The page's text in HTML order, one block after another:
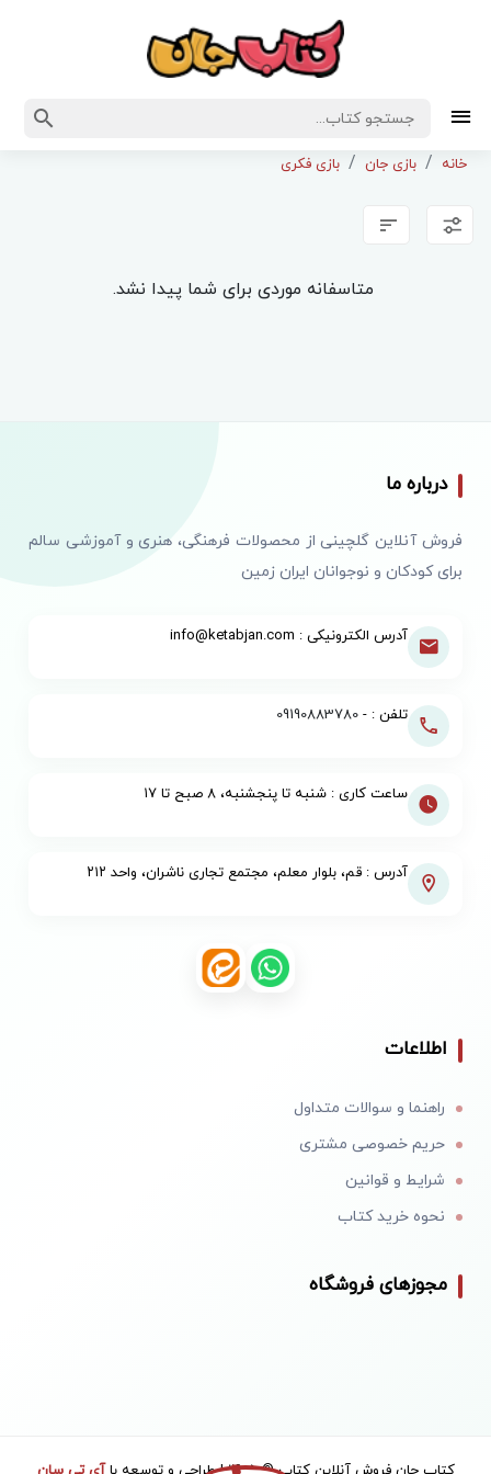
خانه بازی جان بازی فکری
متاسفانه موردی برای شما پیدا نشد.
درباره ما
فروش آنلاین گلچینی از محصولات فرهنگی، هنری و آموزشی سالم
برای کودکان و نوجوانان ایران زمین
آدرس الکترونیکی : info@ketabjan.com
تلفن : -09190883780
ساعت کاری : شنبه تا پنجشنبه، ۸ صبح تا ۱۷
آدرس : قم، بلوار معلم، مجتمع تجاری ناشران، واحد ۲۱۲
اطلاعات
راهنما و سوالات متداول
حریم خصوصی مشتری
شرایط و قوانین
نحوه خرید کتاب
مجوزهای فروشگاه